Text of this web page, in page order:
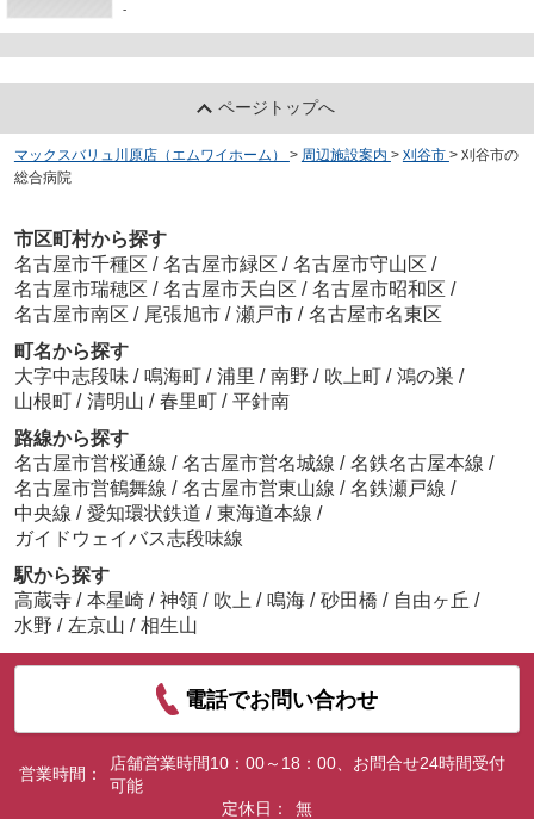
-
ページトップへ
マックスバリュ川原店（エムワイホーム） > 周辺施設案内 > 刈谷市 > 刈谷市の
総合病院
市区町村から探す
名古屋市千種区 / 名古屋市緑区 / 名古屋市守山区 /
名古屋市瑞穂区 / 名古屋市天白区 / 名古屋市昭和区 /
名古屋市南区 / 尾張旭市 / 瀬戸市 / 名古屋市名東区
町名から探す
大字中志段味 / 鳴海町 / 浦里 / 南野 / 吹上町 / 鴻の巣 /
山根町 / 清明山 / 春里町 / 平針南
路線から探す
名古屋市営桜通線 / 名古屋市営名城線 / 名鉄名古屋本線 /
名古屋市営鶴舞線 / 名古屋市営東山線 / 名鉄瀬戸線 /
中央線 / 愛知環状鉄道 / 東海道本線 /
ガイドウェイバス志段味線
駅から探す
高蔵寺 / 本星崎 / 神領 / 吹上 / 鳴海 / 砂田橋 / 自由ヶ丘 /
水野 / 左京山 / 相生山
電話でお問い合わせ
営業時間：
店舗営業時間10：00～18：00、お問合せ24時間受付
可能
定休日：
無